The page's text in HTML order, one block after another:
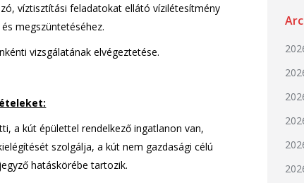
víztisztítási feladatokat ellátó vízilétesítmény
megszüntetéséhez.
vizsgálatának elvégeztetése.
a kút épülettel rendelkező ingatlanon van,
szolgálja, a kút nem gazdasági célú
hatáskörébe tartozik.